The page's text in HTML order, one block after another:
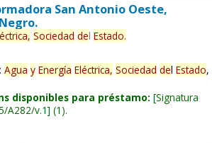
San Antonio Oeste,
Sociedad del Estado.
Agua y Energía Eléctrica, Sociedad del Estado,
disponibles para préstamo: Signatura
A282/v.1 (1).